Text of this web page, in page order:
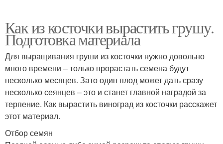
Как из косточки вырастить грушу.
Подготовка материала
Для выращивания груши из косточки нужно довольно
много времени – только прорастать семена будут
несколько месяцев. Зато один плод может дать сразу
несколько сеянцев – это и станет главной наградой за
терпение. Как вырастить виноград из косточки расскажет
этот материал.
Отбор семян